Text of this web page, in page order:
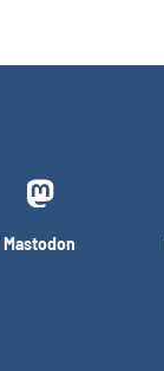
Mastodon